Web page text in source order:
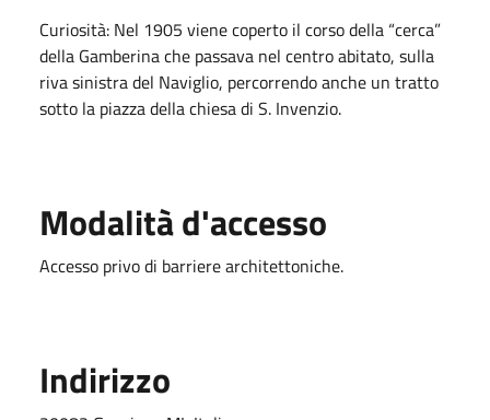
Curiosità: Nel 1905 viene coperto il corso della “cerca”
della Gamberina che passava nel centro abitato, sulla
riva sinistra del Naviglio, percorrendo anche un tratto
sotto la piazza della chiesa di S. Invenzio.
Modalità d'accesso
Accesso privo di barriere architettoniche.
Indirizzo